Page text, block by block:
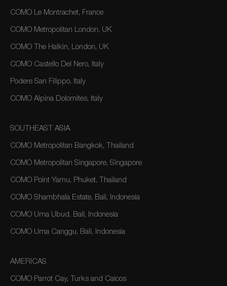
COMO Le Montrachet, France
COMO Metropolitan London, UK
COMO The Halkin, London, UK
COMO Castello Del Nero, Italy
Podere San Filippo, Italy
COMO Alpina Dolomites, Italy
SOUTHEAST ASIA
COMO Metropolitan Bangkok, Thailand
COMO Metropolitan Singapore, Singapore
COMO Point Yamu, Phuket, Thailand
COMO Shambhala Estate, Bali, Indonesia
COMO Uma Ubud, Bali, Indonesia
COMO Uma Canggu, Bali, Indonesia
AMERICAS
COMO Parrot Cay, Turks and Caicos